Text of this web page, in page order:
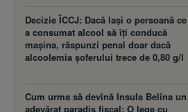
Decizie ÎCCJ: Dacă laşi o persoană ce
a consumat alcool să îţi conducă
maşina, răspunzi penal doar dacă
alcoolemia şoferului trece de 0,80 g/l
Cum urma să devină Insula Belina un
adevărat paradis fiscal: O lege cu